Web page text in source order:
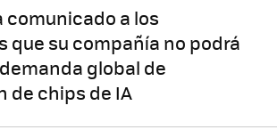
comunicado a los
que su compañía no podrá
global de
de chips de IA